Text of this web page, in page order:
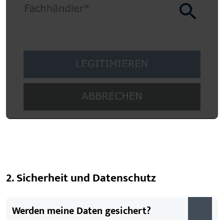
2. Sicherheit und Datenschutz
Werden meine Daten gesichert?